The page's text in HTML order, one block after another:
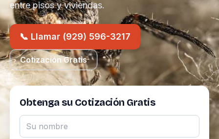
entre pisos y viviendas.
📞 Llamar (929) 596-3217
Cotización Gratis
Obtenga su Cotización Gratis